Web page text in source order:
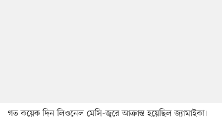
গত কয়েক দিন লিওনেল মেসি-জ্বরে আক্রান্ত হয়েছিল জ্যামাইকা।